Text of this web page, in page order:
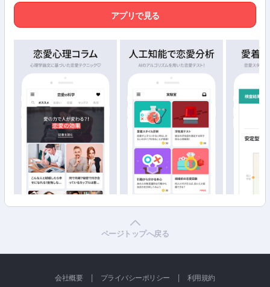
アプリで見る
ページトップへ戻る
会社概要 | プライバシーポリシー | 利用規約